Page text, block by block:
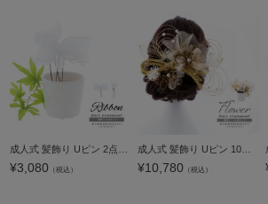
¥3,080 （税込） ¥10,780 （税込）